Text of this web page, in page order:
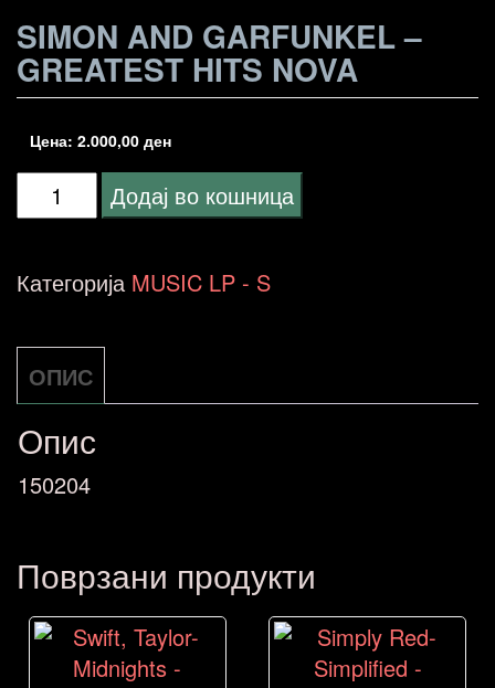
SIMON AND GARFUNKEL –
GREATEST HITS NOVA
Цена: 2.000,00 ден
Simon
Garfunkel
Greatest
Hits
NOVA
Додај во кошница
Категорија MUSIC LP - S
ОПИС
Опис
150204
Поврзани продукти